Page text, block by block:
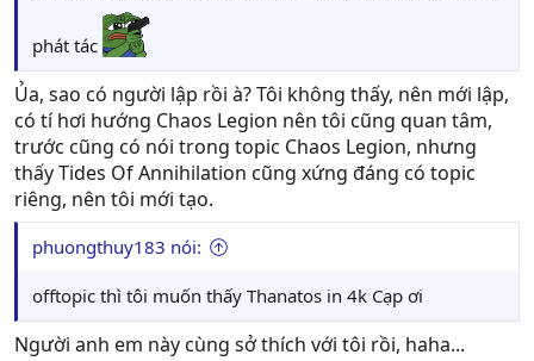
phát tác
Ủa, sao có người lập rồi à? Tôi không thấy, nên mới lập,
có tí hơi hướng Chaos Legion nên tôi cũng quan tâm,
trước cũng có nói trong topic Chaos Legion, nhưng
thấy Tides Of Annihilation cũng xứng đáng có topic
riêng, nên tôi mới tạo.
phuongthuy183 nói:
offtopic thì tôi muốn thấy Thanatos in 4k Cạp ơi
Người anh em này cùng sở thích với tôi rồi, haha...